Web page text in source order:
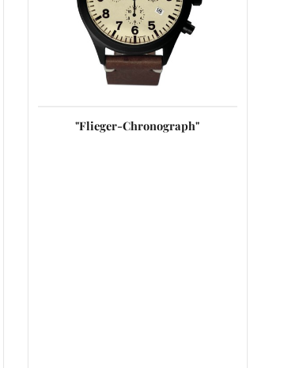
"Flieger-Chronograph"